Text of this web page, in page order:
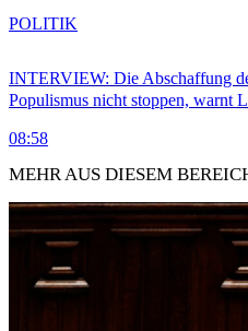
INTERVIEW: Die Abschaffung
Populismus nicht stoppen, warnt
08:58
POLITIK
MEHR AUS DIESEM